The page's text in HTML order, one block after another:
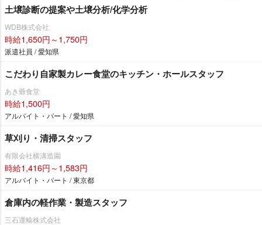
土壌診断の提案や土壌分析/化学分析
WDB株式会社
時給1,650円～1,750円
派遣社員 / 愛知県
こだわり自家製カレー食堂のキッチン・ホールスタッフ
あき爺食堂
時給1,500円
アルバイト・パート / 愛知県
草刈り・清掃スタッフ
有限会社横溝造園
時給1,416円～1,583円
アルバイト・パート / 東京都
倉庫内の軽作業・製造スタッフ
三石運輸株式会社